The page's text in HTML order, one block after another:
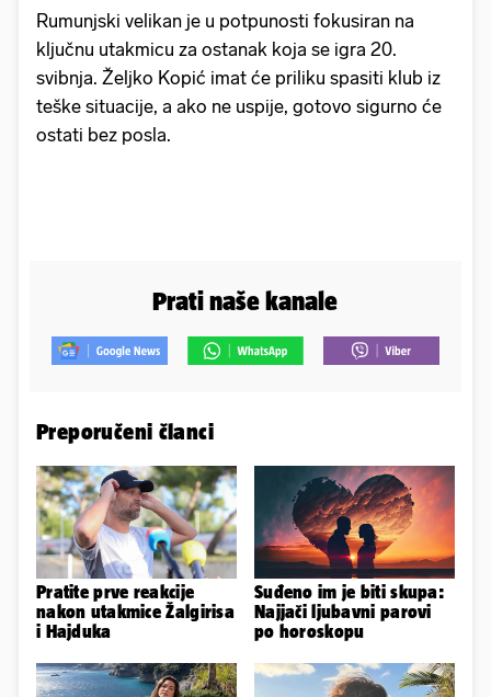
Rumunjski velikan je u potpunosti fokusiran na
ključnu utakmicu za ostanak koja se igra 20.
svibnja. Željko Kopić imat će priliku spasiti klub iz
teške situacije, a ako ne uspije, gotovo sigurno će
ostati bez posla.
Prati naše kanale
Preporučeni članci
Pratite prve reakcije
nakon utakmice Žalgirisa
i Hajduka
Suđeno im je biti skupa:
Najjači ljubavni parovi
po horoskopu